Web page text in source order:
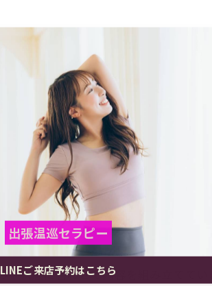
サロン概要
SALON
状態に合わせて内容を組み立ててい
出張温巡セラピー
出張温巡セラピー
LINEご来店予約はこちら
出張温巡セラピー